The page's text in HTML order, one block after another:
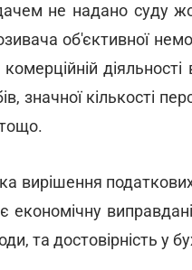
не надано суду
об'єктивної
значної кількості
вирішення
економічну
та достовірність у